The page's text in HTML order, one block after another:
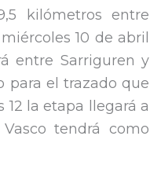
kilómetros entre
10 de abril
entre Sarriguren y
para el trazado que
12 la etapa llegará a
tendrá como